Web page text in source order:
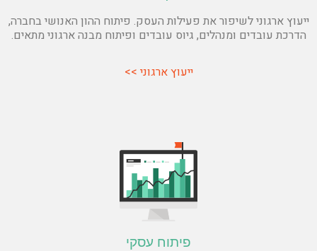
ייעוץ ארגוני לשיפור את פעילות העסק. פיתוח ההון האנושי בחברה,
הדרכת עובדים ומנהלים, גיוס עובדים ופיתוח מבנה ארגוני מתאים.
ייעוץ ארגוני >>
פיתוח עסקי